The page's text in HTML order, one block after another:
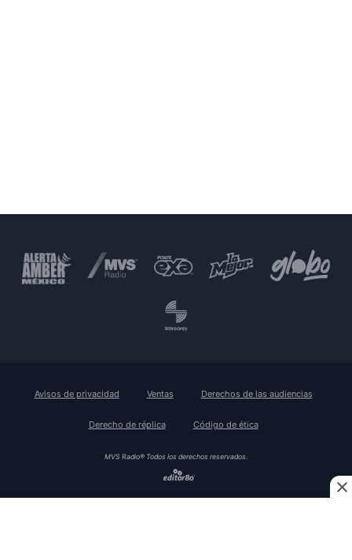
Avisos de privacidad Ventas Derechos de las audiencias
Derecho de réplica Código de ética
MVS Radio® Todos los derechos reservados.